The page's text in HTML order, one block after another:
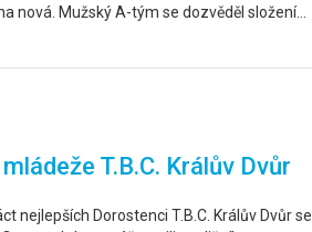
nová. Mužský A-tým se dozvěděl složení…
T.B.C. Králův Dvůr
nejlepších Dorostenci T.B.C. Králův Dvůr se